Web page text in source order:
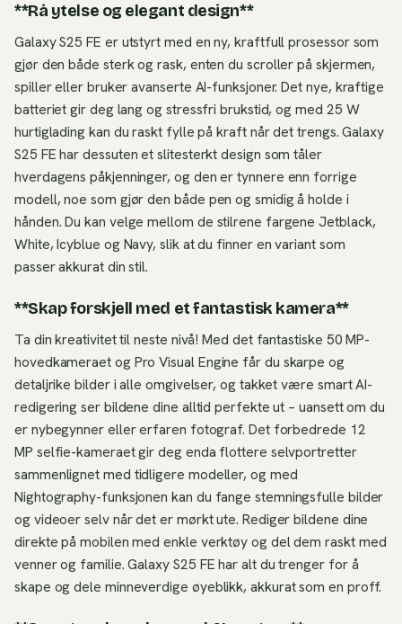
**Rå ytelse og elegant design**
Galaxy S25 FE er utstyrt med en ny, kraftfull prosessor som
gjør den både sterk og rask, enten du scroller på skjermen,
spiller eller bruker avanserte AI-funksjoner. Det nye, kraftige
batteriet gir deg lang og stressfri brukstid, og med 25 W
hurtiglading kan du raskt fylle på kraft når det trengs. Galaxy
S25 FE har dessuten et slitesterkt design som tåler
hverdagens påkjenninger, og den er tynnere enn forrige
modell, noe som gjør den både pen og smidig å holde i
hånden. Du kan velge mellom de stilrene fargene Jetblack,
White, Icyblue og Navy, slik at du finner en variant som
passer akkurat din stil.
**Skap forskjell med et fantastisk kamera**
Ta din kreativitet til neste nivå! Med det fantastiske 50 MP-
hovedkameraet og Pro Visual Engine får du skarpe og
detaljrike bilder i alle omgivelser, og takket være smart AI-
redigering ser bildene dine alltid perfekte ut – uansett om du
er nybegynner eller erfaren fotograf. Det forbedrede 12
MP selfie-kameraet gir deg enda flottere selvportretter
sammenlignet med tidligere modeller, og med
Nightography-funksjonen kan du fange stemningsfulle bilder
og videoer selv når det er mørkt ute. Rediger bildene dine
direkte på mobilen med enkle verktøy og del dem raskt med
venner og familie. Galaxy S25 FE har alt du trenger for å
skape og dele minneverdige øyeblikk, akkurat som en proff.